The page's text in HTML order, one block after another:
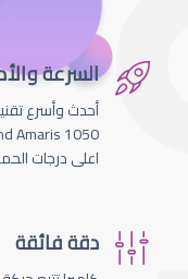
السرعة
أحدث وأسرع
اعلى درجات
دقة فائقة